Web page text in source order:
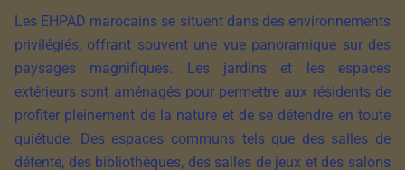
Les EHPAD marocains se situent dans des environnements
privilégiés, offrant souvent une vue panoramique sur des
paysages magnifiques. Les jardins et les espaces
extérieurs sont aménagés pour permettre aux résidents de
profiter pleinement de la nature et de se détendre en toute
quiétude. Des espaces communs tels que des salles de
détente, des bibliothèques, des salles de jeux et des salons